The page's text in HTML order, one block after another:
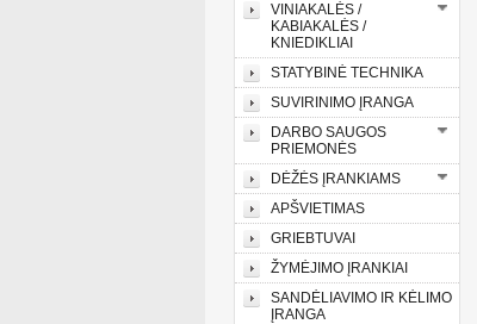
VINIAKALĖS /
KABIAKALĖS /
KNIEDIKLIAI
STATYBINĖ TECHNIKA
SUVIRINIMO ĮRANGA
DARBO SAUGOS
PRIEMONĖS
DĖŽĖS ĮRANKIAMS
APŠVIETIMAS
GRIEBTUVAI
ŽYMĖJIMO ĮRANKIAI
SANDĖLIAVIMO IR KĖLIMO
ĮRANGA